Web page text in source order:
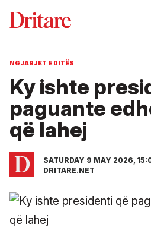
NGJARJET E DITËS
Ky ishte
paguante
që lahej
SATURDAY 9 MAY 2026,
DRITARE.NET